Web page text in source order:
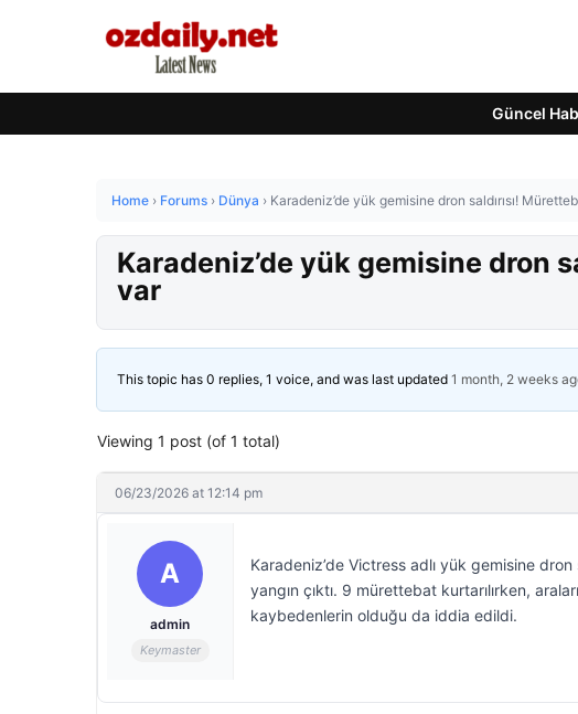
Güncel
Home › Forums › Dünya › Karadeniz’de yük gemisine dron saldırısı!
Karadeniz’de yük gemisine dron
var
This topic has 0 replies, 1 voice, and was last updated 1 month, 2 weeks
Viewing 1 post (of 1 total)
06/23/2026 at 12:14 pm
A
admin
Keymaster
Karadeniz’de Victress adlı yük gemisine dron
yangın çıktı. 9 mürettebat kurtarılırken,
kaybedenlerin olduğu da iddia edildi.